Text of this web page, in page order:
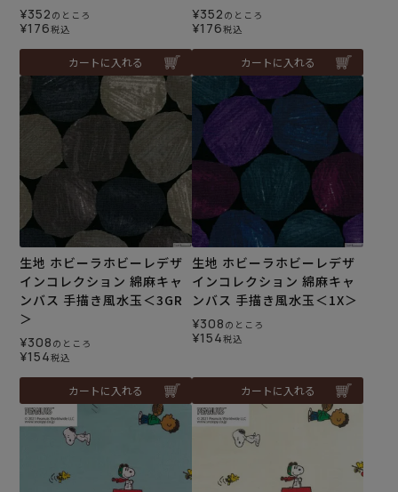
¥352 のところ
¥176税込
カートに入れる
¥352 のところ
¥176税込
カートに入れる
生地 ホビーラホビーレデザ
インコレクション 綿麻キャ
ンバス 手描き風水玉＜3GR
＞
¥308 のところ
¥154税込
カートに入れる
生地 ホビーラホビーレデザ
インコレクション 綿麻キャ
ンバス 手描き風水玉＜1X＞
¥308 のところ
¥154税込
カートに入れる